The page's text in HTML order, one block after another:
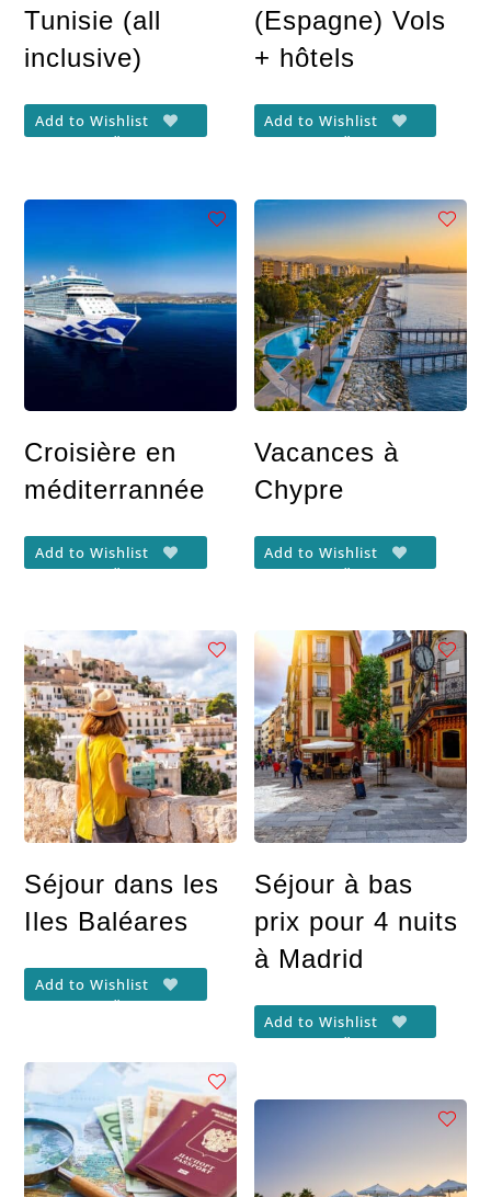
Tunisie (all
inclusive)
Add to Wishlist
(Espagne) Vols
+ hôtels
Add to Wishlist
Croisière en
méditerrannée
Add to Wishlist
Vacances à
Chypre
Add to Wishlist
Séjour dans les
Iles Baléares
Add to Wishlist
Séjour à bas
prix pour 4 nuits
à Madrid
Add to Wishlist